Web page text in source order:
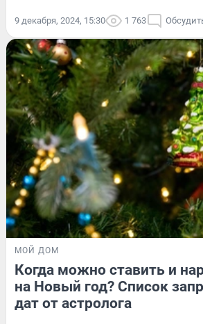
9 декабря, 2024, 15:30 1 763
МОЙ ДОМ
Когда можно ставить и
на Новый год? Список
дат от астролога